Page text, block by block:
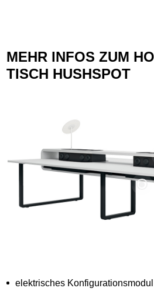
MEHR INFOS ZUM
TISCH HUSHSPOT
elektrisches Konfigurationsmodul